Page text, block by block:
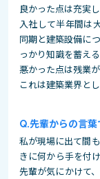
良かった点は充実
入社して半年間は
同期と建築設備に
っかり知識を蓄え
悪かった点は残業が
これは建築業界と
先輩からの言
私が現場に出て間
きに何から手を付
先輩が気にかけて